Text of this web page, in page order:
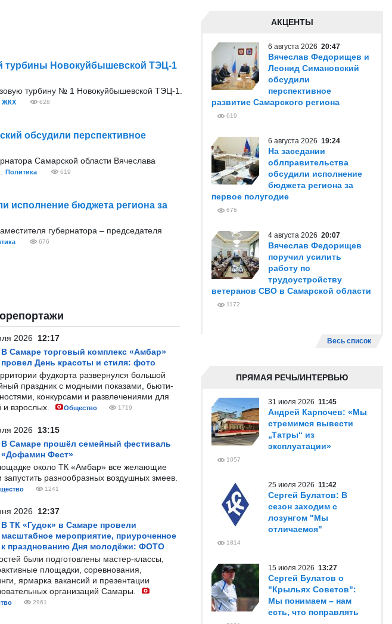
турбины Новокуйбышевской ТЭЦ-1
турбину № 1 Новокуйбышевской ТЭЦ-1.
ЖКХ 628
обсудили перспективное
Самарской области Вячеслава
Политика 619
исполнение бюджета региона за
губернатора – председателя
676
2026 12:17
В Самаре торговый комплекс «Амбар»
провел День красоты и стиля: фото
фудкорта развернулся большой
праздник с модными показами, бьюти-
конкурсами и развлечениями для
и взрослых.
Общество 1719
2026 13:15
В Самаре прошёл семейный фестиваль
«Дофамин Фест»
около ТК «Амбар» все желающие
запустить разнообразных воздушных змеев.
1241
2026 12:37
В ТК «Гудок» в Самаре провели
масштабное мероприятие, приуроченное
к празднованию Дня молодёжи: ФОТО
были подготовлены мастер-классы,
площадки, соревнования,
ярмарка вакансий и презентации
организаций Самары.
2961
АКЦЕНТЫ
6 августа 2026 20:47
Вячеслав Федорищев и
Леонид Симановский
обсудили
перспективное
развитие Самарского региона
619
6 августа 2026 19:24
На заседании
облправительства
обсудили исполнение
бюджета региона за
первое полугодие
676
4 августа 2026 20:07
Вячеслав Федорищев
поручил усилить
работу по
трудоустройству
ветеранов СВО в Самарской области
1172
Весь список
ПРЯМАЯ РЕЧЬ/ИНТЕРВЬЮ
31 июля 2026 11:45
Андрей Карпочев: «Мы
стремимся вывести
„Татры“ из
эксплуатации»
1057
25 июля 2026 11:42
Сергей Булатов: В
сезон заходим с
лозунгом "Мы
отличаемся"
1814
15 июля 2026 13:27
Сергей Булатов о
"Крыльях Советов":
Мы понимаем – нам
есть, что поправлять